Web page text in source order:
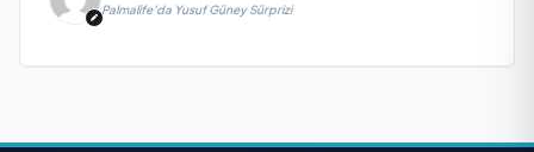
Palmalife’da Yusuf Güney Sürprizi